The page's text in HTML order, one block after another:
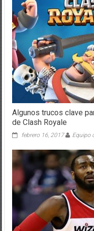
Algunos trucos clave
de Clash Royale
febrero 16, 2017 Equipo